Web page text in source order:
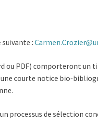
suivante :
ou PDF) comporteront un
courte notice bio-
processus de sélection